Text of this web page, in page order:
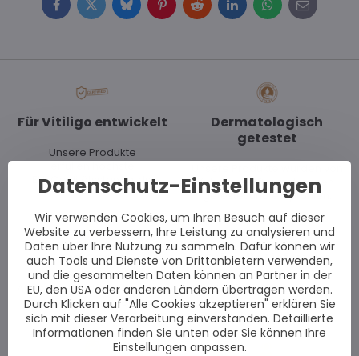
FacebookTwitterBlueskyPinterestRedditLinkedInWhatsApp
E-
mail
Für Vitiligo entwickelt
Unsere Produkte
erfüllen höchste
EU-Qualitätsstandards.
Dermatologisch
getestet
führenden Dermatologen
getestet und empfohlen.
Auf Lager
Alle Artikel sind auf Lager und
sofort versandbereit.
Schnelle Lieferung
Wir liefern Bestellungen
per Kurier innerhalb
von drei Werktagen.
Datenschutz-Einstellungen
Wir verwenden Cookies, um Ihren Besuch auf dieser
Website zu verbessern, Ihre Leistung zu analysieren und
Daten über Ihre Nutzung zu sammeln. Dafür können wir
auch Tools und Dienste von Drittanbietern verwenden,
und die gesammelten Daten können an Partner in der
EU, den USA oder anderen Ländern übertragen werden.
Durch Klicken auf "Alle Cookies akzeptieren" erklären Sie
sich mit dieser Verarbeitung einverstanden. Detaillierte
Informationen finden Sie unten oder Sie können Ihre
Einstellungen anpassen.